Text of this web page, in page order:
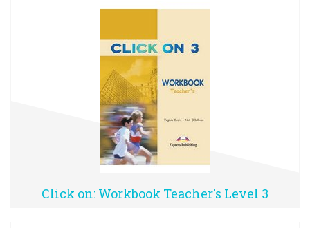
Click on: Workbook Teacher's Level 3